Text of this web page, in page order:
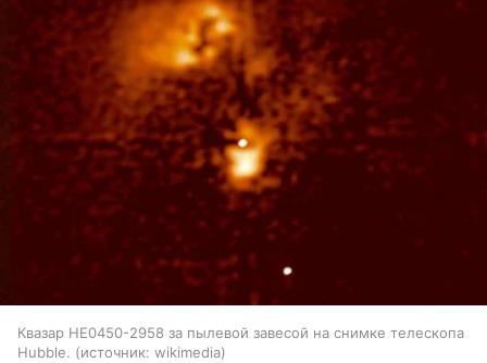
Квазар HE0450-2958 за пылевой завесой на снимке телескопа
Hubble.
источник: wikimedia